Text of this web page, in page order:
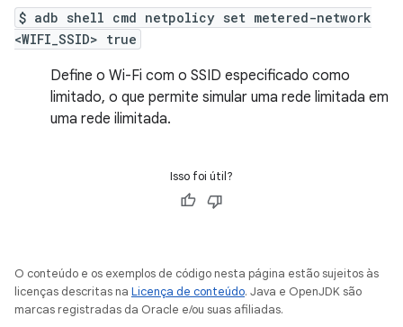
$ adb shell cmd netpolicy set metered-network
<WIFI_SSID> true
Define o Wi-Fi com o SSID especificado como
limitado, o que permite simular uma rede limitada em
uma rede ilimitada.
Isso foi útil?
O conteúdo e os exemplos de código nesta página estão sujeitos às
licenças descritas na Licença de conteúdo. Java e OpenJDK são
marcas registradas da Oracle e/ou suas afiliadas.